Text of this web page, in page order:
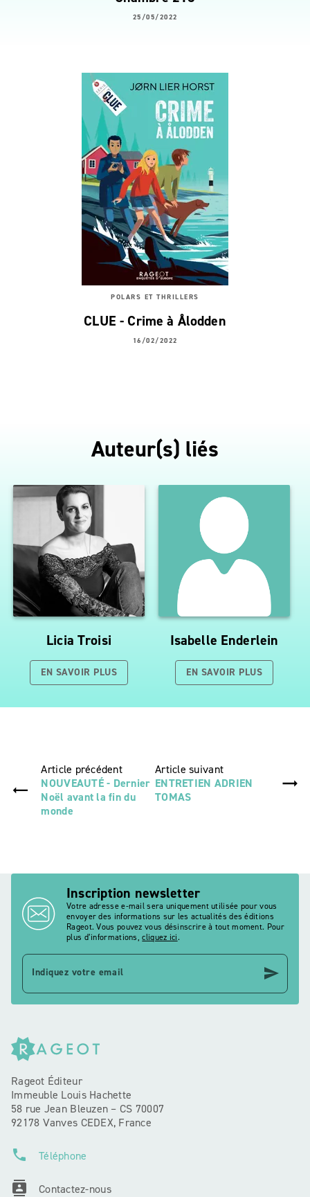
25/05/2022
POLARS ET THRILLERS
CLUE - Crime à Ålodden
16/02/2022
Auteur(s) liés
Licia Troisi
EN SAVOIR PLUS
Isabelle Enderlein
EN SAVOIR PLUS
Article précédent
NOUVEAUTÉ - Dernier
Noël avant la fin du
monde
Article suivant
ENTRETIEN ADRIEN
TOMAS
Inscription newsletter
Votre adresse e-mail sera uniquement utilisée pour vous
envoyer des informations sur les actualités des éditions
Rageot. Vous pouvez vous désinscrire à tout moment. Pour
plus d’informations,cliquez ici.
Indiquez votre email send
Rageot Éditeur
Immeuble Louis Hachette
58 rue Jean Bleuzen – CS 70007
92178 Vanves CEDEX, France
phone Téléphone
contacts Contactez-nous